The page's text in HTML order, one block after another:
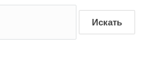
Искать